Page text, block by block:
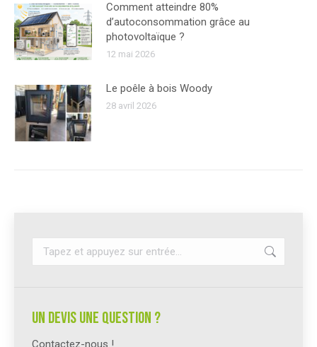
Comment atteindre 80%
d’autoconsommation grâce au
photovoltaïque ?
12 mai 2026
Le poêle à bois Woody
28 avril 2026
un devis une question ?
Contactez-nous !